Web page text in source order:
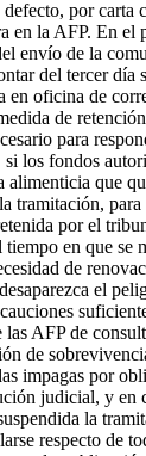
por carta
en la AFP. En el
envío de la
del tercer día
en oficina de
de
para
los fondos
alimenticia que
tramitación,
por el
en que se
de
el
las AFP de
de
impagas por
judicial, y en
la
respecto de